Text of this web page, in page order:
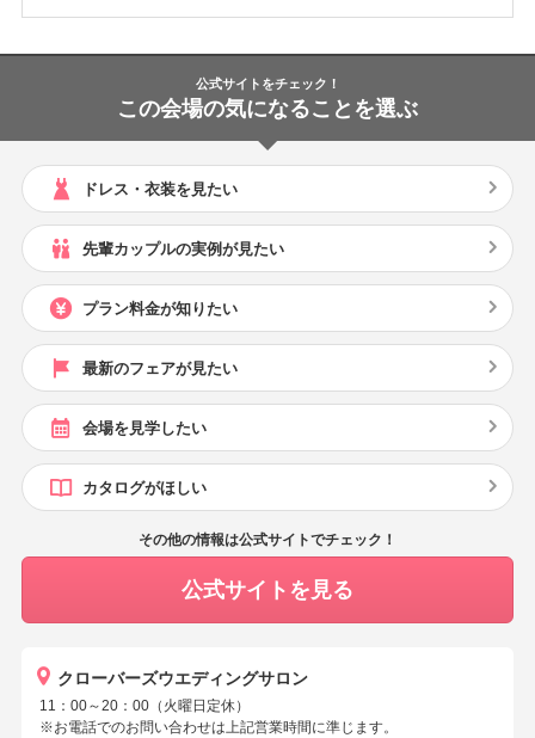
公式サイトをチェック！
この会場の気になることを選ぶ
ドレス・衣装を見たい
先輩カップルの実例が見たい
プラン料金が知りたい
最新のフェアが見たい
会場を見学したい
カタログがほしい
その他の情報は公式サイトでチェック！
公式サイトを見る
クローバーズウエディングサロン
11：00～20：00（火曜日定休）
※お電話でのお問い合わせは上記営業時間に準じます。